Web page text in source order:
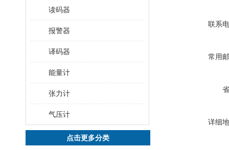
读码器
报警器
译码器
能量计
张力计
气压计
点击更多分类
联系
常用
详细